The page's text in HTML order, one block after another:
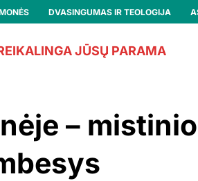
DVASINGUMAS IR TEOLOGIJA
JŪSŲ PARAMA
– mistinio